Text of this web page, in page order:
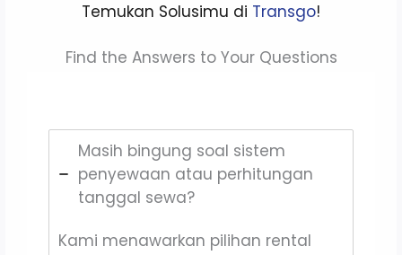
Temukan Solusimu di Transgo!
Find the Answers to Your Questions
Masih bingung soal sistem
penyewaan atau perhitungan
tanggal sewa?
Kami menawarkan pilihan rental